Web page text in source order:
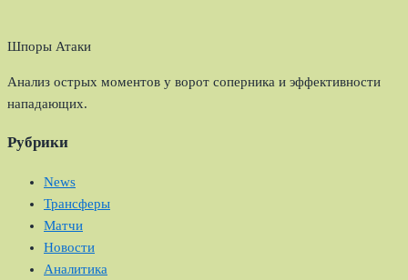
Шпоры Атаки
Анализ острых моментов у ворот соперника и эффективности
нападающих.
Рубрики
News
Трансферы
Матчи
Новости
Аналитика